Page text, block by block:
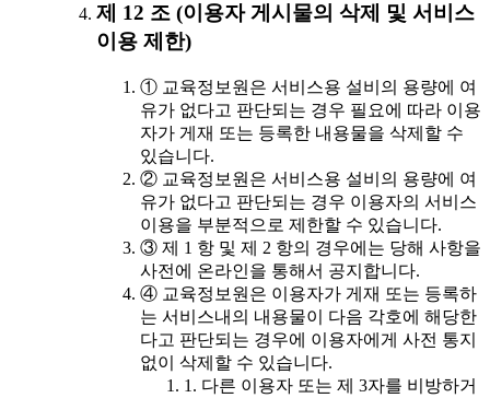
제 12 조 (이용자 게시물의 삭제 및 서비스
이용 제한)
① 교육정보원은 서비스용 설비의 용량에 여
유가 없다고 판단되는 경우 필요에 따라 이용
자가 게재 또는 등록한 내용물을 삭제할 수
있습니다.
② 교육정보원은 서비스용 설비의 용량에 여
유가 없다고 판단되는 경우 이용자의 서비스
이용을 부분적으로 제한할 수 있습니다.
③ 제 1 항 및 제 2 항의 경우에는 당해 사항을
사전에 온라인을 통해서 공지합니다.
④ 교육정보원은 이용자가 게재 또는 등록하
는 서비스내의 내용물이 다음 각호에 해당한
다고 판단되는 경우에 이용자에게 사전 통지
없이 삭제할 수 있습니다.
1. 다른 이용자 또는 제 3자를 비방하거